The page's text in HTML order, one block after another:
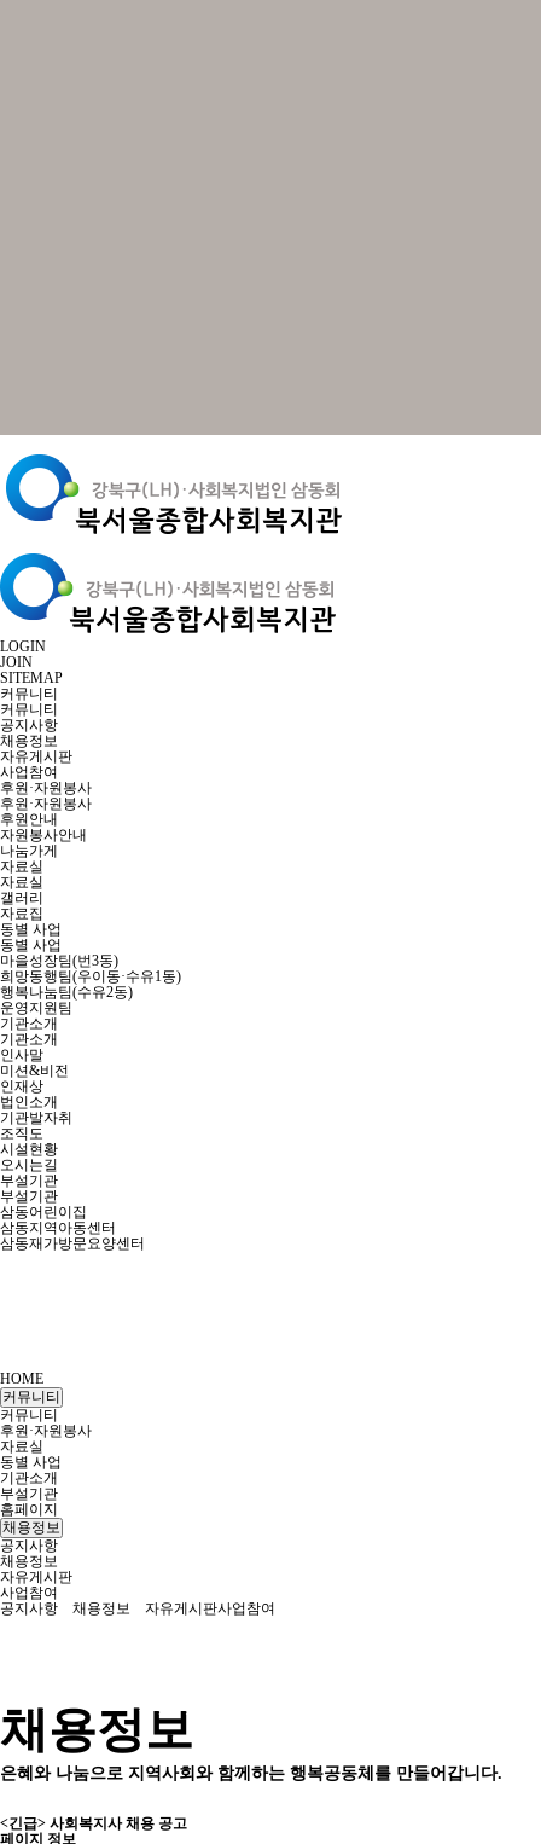
LOGIN
JOIN
SITEMAP
커뮤니티
커뮤니티
공지사항
채용정보
자유게시판
사업참여
후원·자원봉사
후원·자원봉사
후원안내
자원봉사안내
나눔가게
자료실
자료실
갤러리
자료집
동별 사업
동별 사업
마을성장팀(번3동)
희망동행팀(우이동·수유1동)
행복나눔팀(수유2동)
운영지원팀
기관소개
기관소개
인사말
미션&비전
인재상
법인소개
기관발자취
조직도
시설현황
오시는길
부설기관
부설기관
삼동어린이집
삼동지역아동센터
삼동재가방문요양센터
HOME
커뮤니티
커뮤니티
후원·자원봉사
자료실
동별 사업
기관소개
부설기관
홈페이지
채용정보
공지사항
채용정보
자유게시판
사업참여
공지사항
채용정보 자유게시판사업참여
채용정보
은혜와 나눔으로 지역사회와 함께하는 행복공동체를 만들어갑니다.
<긴급> 사회복지사 채용 공고
페이지 정보